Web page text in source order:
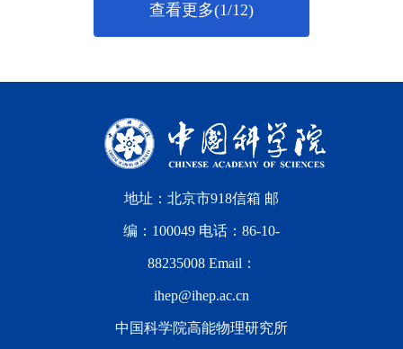
查看更多(1/12)
地址：北京市918信箱 邮
编：100049 电话：86-10-
88235008 Email：
ihep@ihep.ac.cn
中国科学院高能物理研究所